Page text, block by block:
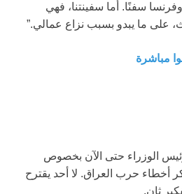
وفرنسا سفنًا. أما سفينتنا، فهي
على ما يبدو بسبب نزاع عمالي.”
مباشرة
الوزراء حتى الآن بخصوص
أخطاء حرب العراق. لا أحد يقترح
ثانٍ.